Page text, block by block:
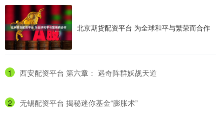
北京期货配资平台 为全球和平与繁荣而合作
1 ​西安配资平台 第六章： 遇奇阵群妖觇天道
2 ​无锡配资平台 揭秘迷你基金“膨胀术”